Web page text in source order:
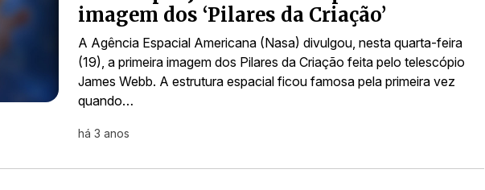
imagem dos ‘Pilares da Criação’
A Agência Espacial Americana (Nasa) divulgou, nesta quarta-feira
(19), a primeira imagem dos Pilares da Criação feita pelo telescópio
James Webb. A estrutura espacial ficou famosa pela primeira vez
quando…
há 3 anos